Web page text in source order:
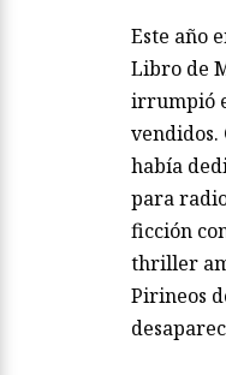
Este año
Libro de
irrumpió
vendidos.
había
para
ficción
thriller
Pirineos